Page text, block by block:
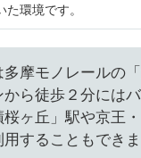
環境です。
多摩モノレールの
から徒歩２分には
桜ヶ丘」駅や京王
することもできま